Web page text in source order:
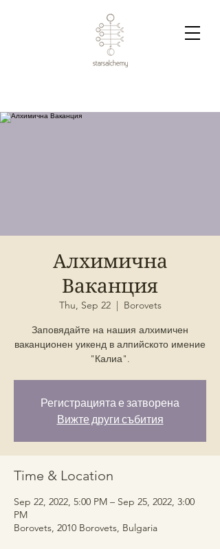
Алхимична
Ваканция
Thu, Sep 22
  |
Borovets
Заповядайте на нашия алхимичен
ваканционен уикенд в алпийското имение
"Калиа".
Регистрацията е затворена
Вижте други събития
Time & Location
Sep 22, 2022, 5:00 PM – Sep 25, 2022, 3:00
PM
Borovets, 2010 Borovets, Bulgaria